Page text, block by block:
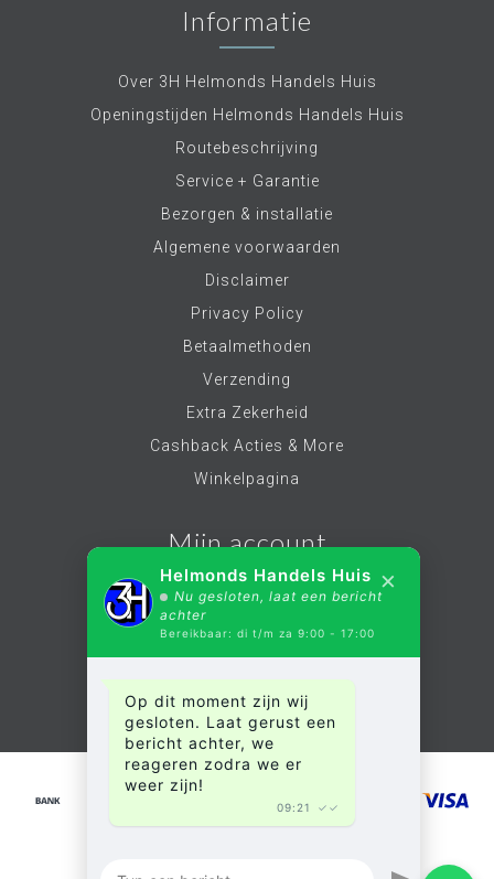
Informatie
Over 3H Helmonds Handels Huis
Openingstijden Helmonds Handels Huis
Routebeschrijving
Service + Garantie
Bezorgen & installatie
Algemene voorwaarden
Disclaimer
Privacy Policy
Betaalmethoden
Verzending
Extra Zekerheid
Cashback Acties & More
Winkelpagina
Mijn account
Account informatie
Mijn bestellingen
Alle producten
Helmonds Handels Huis
Nu gesloten, laat een bericht
achter
Bereikbaar: di t/m za 9:00 - 17:00
×
Op dit moment zijn wij
gesloten. Laat gerust een
bericht achter, we
reageren zodra we er
weer zijn!
09:21 ✓✓